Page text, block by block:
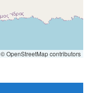
© OpenStreetMap contributors